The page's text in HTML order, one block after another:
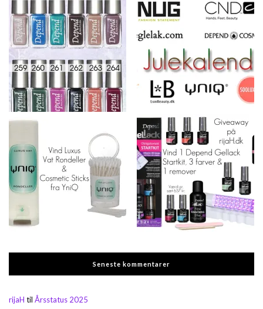
Seneste kommentarer
rijaH til Årsstatus 2025